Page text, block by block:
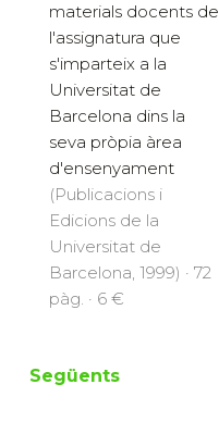
materials docents de
l'assignatura que
s'imparteix a la
Universitat de
Barcelona dins la
seva pròpia àrea
d'ensenyament
(Publicacions i
Edicions de la
Universitat de
Barcelona, 1999) · 72
pàg. · 6 €
Següents